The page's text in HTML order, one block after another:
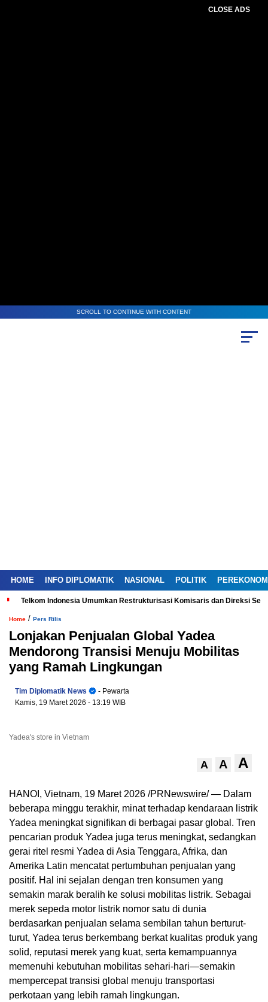
CLOSE ADS
SCROLL TO CONTINUE WITH CONTENT
HOME INFO DIPLOMATIK NASIONAL POLITIK
Telkom Indonesia Umumkan Restrukturisasi Komisaris dan Direksi
Home / Pers Rilis
Lonjakan Penjualan Global Yadea
Mendorong Transisi Menuju Mobilitas
yang Ramah Lingkungan
Tim Diplomatik News
- Pewarta
Kamis, 19 Maret 2026 - 13:19 WIB
Yadea's store in Vietnam
A A A
HANOI, Vietnam, 19 Maret 2026 /PRNewswire/ — Dalam
beberapa minggu terakhir, minat terhadap kendaraan listrik
Yadea meningkat signifikan di berbagai pasar global. Tren
pencarian produk Yadea juga terus meningkat, sedangkan
gerai ritel resmi Yadea di Asia Tenggara, Afrika, dan
Amerika Latin mencatat pertumbuhan penjualan yang
positif. Hal ini sejalan dengan tren konsumen yang
semakin marak beralih ke solusi mobilitas listrik. Sebagai
merek sepeda motor listrik nomor satu di dunia
berdasarkan penjualan selama sembilan tahun berturut-
turut, Yadea terus berkembang berkat kualitas produk yang
solid, reputasi merek yang kuat, serta kemampuannya
memenuhi kebutuhan mobilitas sehari-hari—semakin
mempercepat transisi global menuju transportasi
perkotaan yang lebih ramah lingkungan.